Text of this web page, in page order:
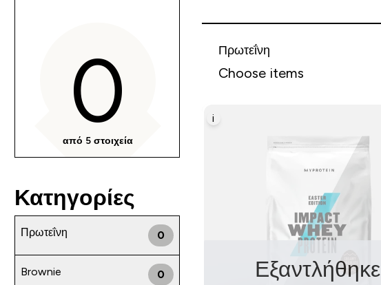
0
από 5 στοιχεία
Κατηγορίες
Πρωτεΐνη 0
Brownie 0
Πρωτεΐνη
Choose items
i
Εξαντλήθηκε